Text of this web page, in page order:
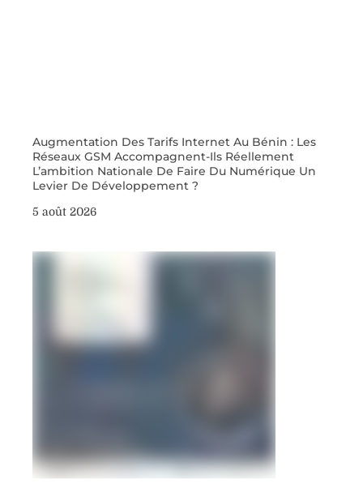
Augmentation Des Tarifs Internet Au Bénin : Les
Réseaux GSM Accompagnent-Ils Réellement
L’ambition Nationale De Faire Du Numérique Un
Levier De Développement ?
5 août 2026